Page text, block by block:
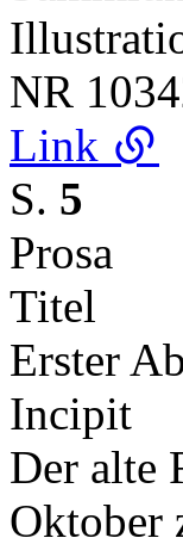
NR
Link
S. 5
Prosa
Titel
Erster
Incipit
Der alte
Oktober